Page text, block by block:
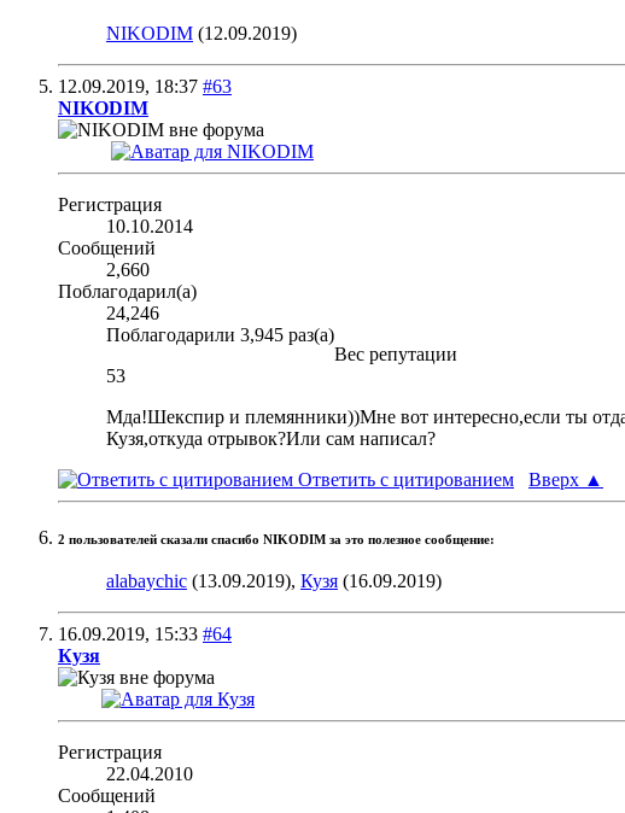
NIKODIM (12.09.2019)
12.09.2019, 18:37 #63
NIKODIM
Регистрация
10.10.2014
Сообщений
2,660
Поблагодарил(а)
24,246
Поблагодарили 3,945 раз(а)
Вес репутации
53
Мда!Шекспир и племянники))Мне вот интересно,если ты
Кузя,откуда отрывок?Или сам написал?
Ответить с цитированием
Вверх ▲
2 пользователей сказали cпасибо NIKODIM за это полезное сообщение:
alabaychic (13.09.2019), Кузя (16.09.2019)
16.09.2019, 15:33 #64
Кузя
Регистрация
22.04.2010
Сообщений